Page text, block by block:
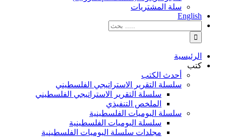
سلة المشتريات
English
البحث
بالنسبة
الي
:
الرئيسية
كتب
أحدث الكتب
سلسلة التقرير الاستراتيجي الفلسطيني
سلسلة التقرير الاستراتيجي الفلسطيني
الملخص التنفيذي
سلسلة اليوميات الفلسطينية
سلسلة اليوميات الفلسطينية
مجلدات سلسلة اليوميات الفلسطينية